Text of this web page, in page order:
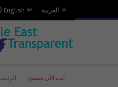
العربية English
(
أنت الآن تتصفح: